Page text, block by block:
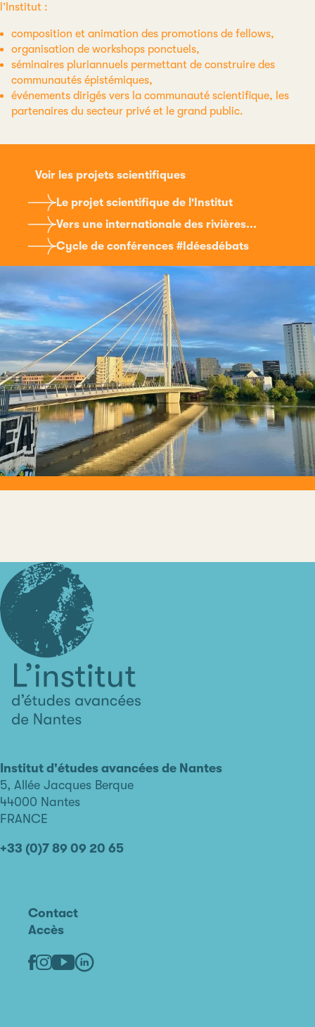
l’Institut :
composition et animation des promotions de fellows,
organisation de workshops ponctuels,
séminaires pluriannuels permettant de construire des
communautés épistémiques,
événements dirigés vers la communauté scientifique, les
partenaires du secteur privé et le grand public.
Voir les projets scientifiques
Le projet scientifique de l'Institut
Vers une internationale des rivières...
Cycle de conférences #Idéesdébats
avancées
de
Nantes
Institut d'études avancées de Nantes
5, Allée Jacques Berque
44000 Nantes
FRANCE
+33 (0)7 89 09 20 65
Contact
Accès
Facebook
Instagram
YoutubeLinkedin